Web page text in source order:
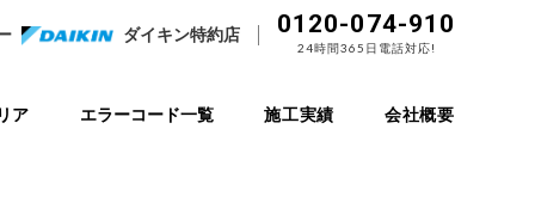
ダイキン特約店 0120-074-910
24時間365日電話対応!
ア エラーコード一覧 施工実績 会社概要